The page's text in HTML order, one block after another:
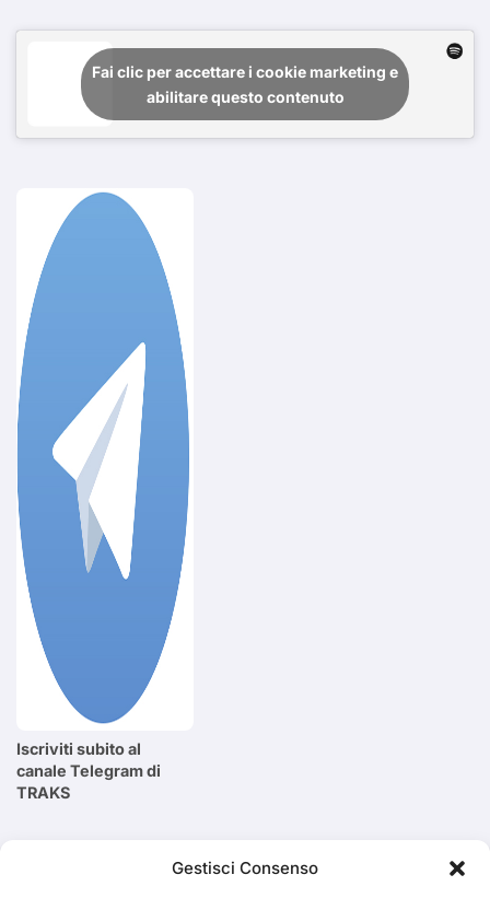
Gestisci Consenso
Fai clic per accettare i cookie marketing e
abilitare questo contenuto
Iscriviti subito al
canale Telegram di
TRAKS